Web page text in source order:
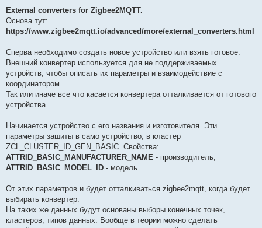
о
щ
е
н
е
External converters for Zigbee2MQTT.
Основа тут:
https://www.zigbee2mqtt.io/advanced/more/external_converters.html
Сперва необходимо создать новое устройство или взять готовое.
Внешний конвертер используется для не поддерживаемых
устройств, чтобы описать их параметры и взаимодействие с
координатором.
Так или иначе все что касается конвертера отталкивается от готового
устройства.
Начинается устройство с его названия и изготовителя. Эти
параметры зашиты в само устройство, в кластер
ZCL_CLUSTER_ID_GEN_BASIC. Свойства:
ATTRID_BASIC_MANUFACTURER_NAME - производитель;
ATTRID_BASIC_MODEL_ID - модель.
От этих параметров и будет отталкиваться zigbee2mqtt, когда будет
выбирать конвертер.
На таких же данных будут основаны выборы конечных точек,
кластеров, типов данных. Вообще в теории можно сделать